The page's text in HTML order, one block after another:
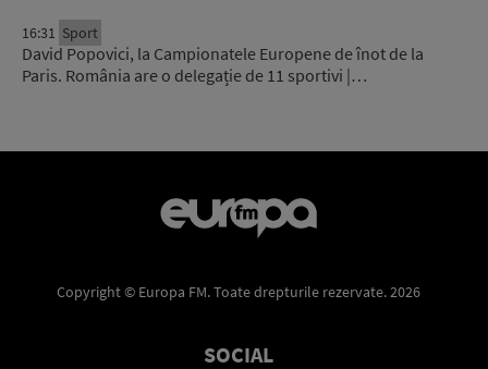
16:31 Sport
David Popovici, la Campionatele Europene de înot de la
Paris. România are o delegație de 11 sportivi |…
Copyright © Europa FM. Toate drepturile rezervate. 2026
SOCIAL